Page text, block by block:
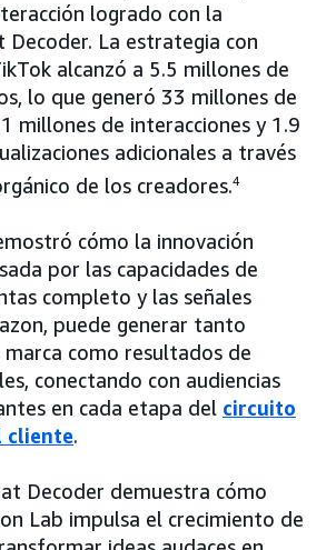
logrado con la
Decoder. La estrategia con
alcanzó a 5.5 millones de
lo que generó 33 millones de
millones de interacciones y 1.9
adicionales a través
de los creadores.4
cómo la innovación
por las capacidades de
completo y las señales
puede generar tanto
como resultados de
conectando con audiencias
en cada etapa del circuito
cliente.
Decoder demuestra cómo
Lab impulsa el crecimiento de